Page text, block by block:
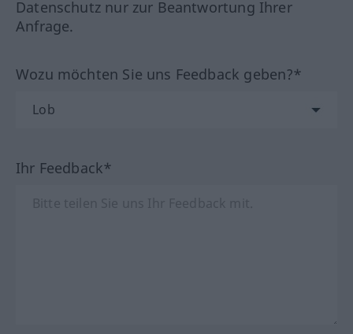
Datenschutz nur zur Beantwortung Ihrer
Anfrage.
Wozu möchten Sie uns Feedback geben?*
Ihr Feedback*